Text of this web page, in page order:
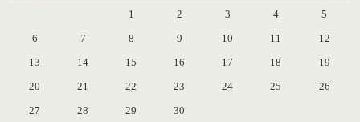
1 2 3 4
5
6
7 8 9 10 11
12
13
14 15 16 17 18
19
20
21 22 23 24 25
26
27
28 29 30